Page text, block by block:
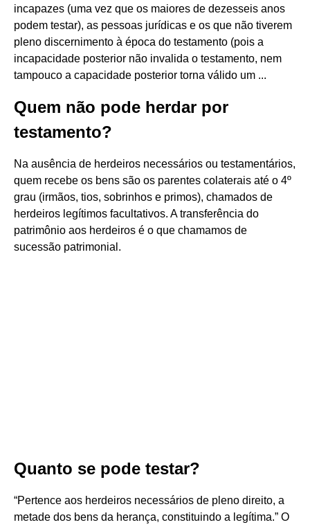
incapazes (uma vez que os maiores de dezesseis anos
podem testar), as pessoas jurídicas e os que não tiverem
pleno discernimento à época do testamento (pois a
incapacidade posterior não invalida o testamento, nem
tampouco a capacidade posterior torna válido um ...
Quem não pode herdar por
testamento?
Na ausência de herdeiros necessários ou testamentários,
quem recebe os bens são os parentes colaterais até o 4º
grau (irmãos, tios, sobrinhos e primos), chamados de
herdeiros legítimos facultativos. A transferência do
patrimônio aos herdeiros é o que chamamos de
sucessão patrimonial.
Quanto se pode testar?
“Pertence aos herdeiros necessários de pleno direito, a
metade dos bens da herança, constituindo a legítima.” O